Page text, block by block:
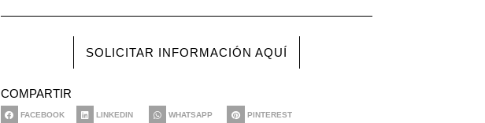
SOLICITAR INFORMACIÓN AQUÍ
COMPARTIR
FACEBOOK LINKEDIN WHATSAPP PINTEREST